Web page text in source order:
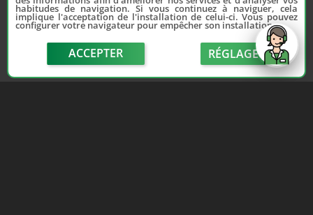
habitudes de navigation. Si vous continuez à naviguer, cela
implique l'acceptation de l'installation de celui-ci. Vous pouvez
configurer votre navigateur pour empêcher son installation.
ACCEPTER RÉGLAGE